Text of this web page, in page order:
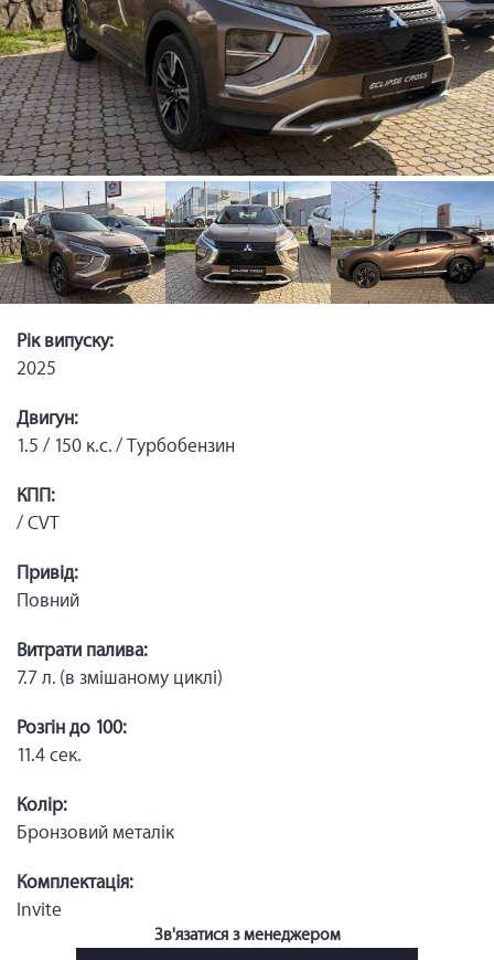
Рік випуску:
2025
Двигун:
1.5 / 150 к.с. / Турбобензин
КПП:
/ CVT
Привід:
Повний
Витрати палива:
7.7 л. (в змішаному циклі)
Розгін до 100:
11.4 сек.
Колір:
Бронзовий металік
Комплектація:
Invite
Зв'язатися з менеджером